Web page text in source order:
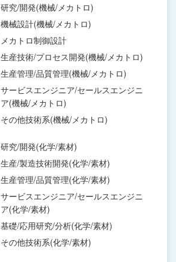
研究/開発(機械/メカトロ)
機械設計(機械/メカトロ)
メカトロ制御設計
生産技術/プロセス開発(機械/メカトロ)
生産管理/品質管理(機械/メカトロ)
サービスエンジニア/セールスエンジニ
ア(機械/メカトロ)
その他技術系(機械/メカトロ)
研究/開発(化学/素材)
生産/製造技術開発(化学/素材)
生産管理/品質管理(化学/素材)
サービスエンジニア/セールスエンジニ
ア(化学/素材)
基礎/応用研究/分析(化学/素材)
その他技術系(化学/素材)